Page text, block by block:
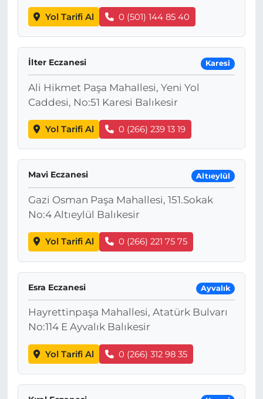
Yol Tarifi Al 0 (501) 144 85 40
İlter Eczanesi Karesi
Ali Hikmet Paşa Mahallesi, Yeni Yol
Caddesi, No:51 Karesi Balıkesir
Yol Tarifi Al 0 (266) 239 13 19
Mavi Eczanesi Altıeylül
Gazi Osman Paşa Mahallesi, 151.Sokak
No:4 Altıeylül Balıkesir
Yol Tarifi Al 0 (266) 221 75 75
Esra Eczanesi Ayvalık
Hayrettinpaşa Mahallesi, Atatürk Bulvarı
No:114 E Ayvalık Balıkesir
Yol Tarifi Al 0 (266) 312 98 35